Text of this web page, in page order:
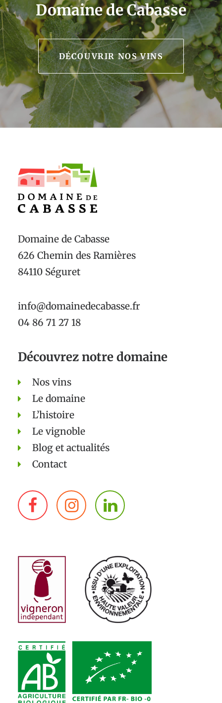
Domaine de Cabasse
DÉCOUVRIR NOS VINS
Domaine de Cabasse
626 Chemin des Ramières
84110 Séguret
info@domainedecabasse.fr
04 86 71 27 18
Découvrez notre domaine
Nos vins
Le domaine
L’histoire
Le vignoble
Blog et actualités
Contact